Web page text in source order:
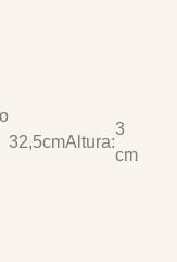
32,5cmAltura:
3
cm